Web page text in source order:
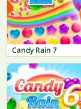
Candy Rain 7